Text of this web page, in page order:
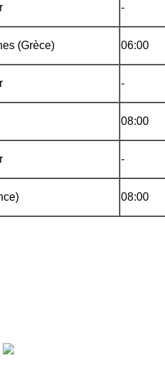
-
(Grèce) 06:00
-
08:00
-
08:00